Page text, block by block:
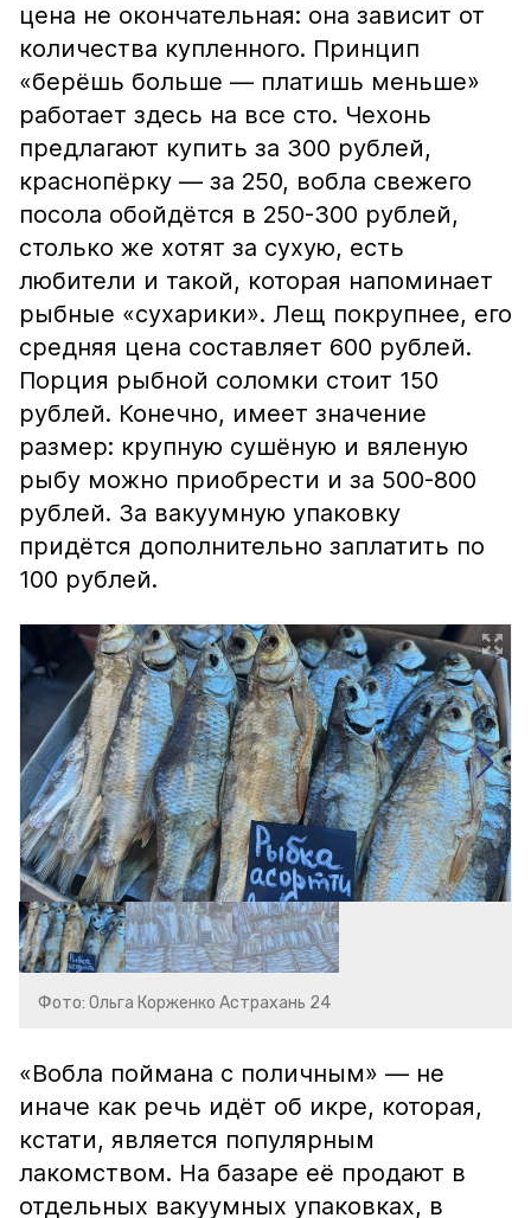
цена не окончательная: она зависит от
количества купленного. Принцип
«берёшь больше — платишь меньше»
работает здесь на все сто. Чехонь
предлагают купить за 300 рублей,
краснопёрку — за 250, вобла свежего
посола обойдётся в 250-300 рублей,
столько же хотят за сухую, есть
любители и такой, которая напоминает
рыбные «сухарики». Лещ покрупнее, его
средняя цена составляет 600 рублей.
Порция рыбной соломки стоит 150
рублей. Конечно, имеет значение
размер: крупную сушёную и вяленую
рыбу можно приобрести и за 500-800
рублей. За вакуумную упаковку
придётся дополнительно заплатить по
100 рублей.
Фото: Ольга Корженко Астрахань 24
«Вобла поймана с поличным» — не
иначе как речь идёт об икре, которая,
кстати, является популярным
лакомством. На базаре её продают в
отдельных вакуумных упаковках, в